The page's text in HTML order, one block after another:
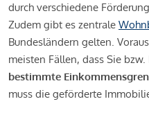
durch verschiedene
Zudem gibt es zentrale
Bundesländern gelten.
meisten Fällen, dass Sie
bestimmte
muss die geförderte